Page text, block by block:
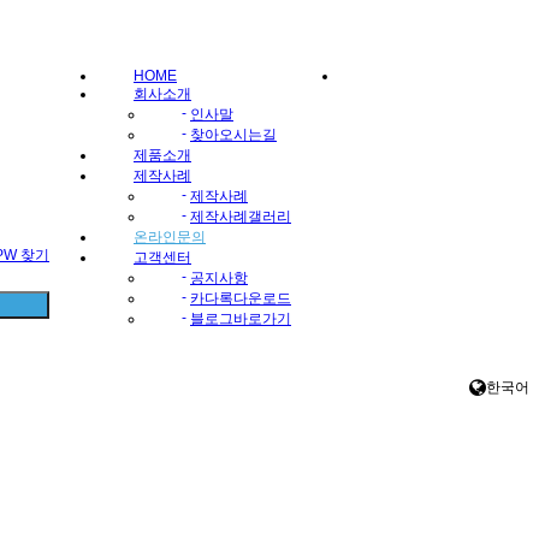
HOME
회사소개
- 인사말
- 찾아오시는길
제품소개
제작사례
- 제작사례
- 제작사례갤러리
온라인문의
고객센터
- 공지사항
- 카다록다운로드
- 블로그바로가기
찾기
한국어